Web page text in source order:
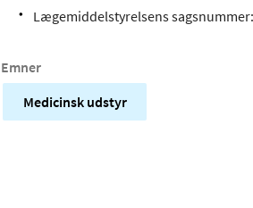
Lægemiddelstyrelsens
Emner
Medicinsk udstyr